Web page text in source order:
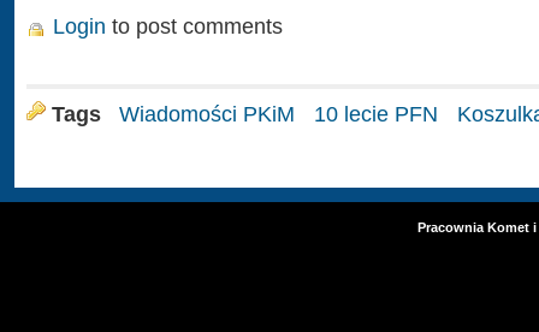
Login to post comments
Tags Wiadomości PKiM 10 lecie PFN
Pracownia Komet